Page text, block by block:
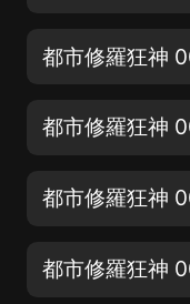
都市修羅狂神
都市修羅狂神
都市修羅狂神
都市修羅狂神